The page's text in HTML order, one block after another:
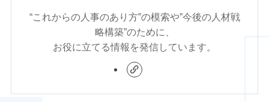
“これからの人事のあり方”の模索や”今後の人材戦
略構築”のために、
お役に立てる情報を発信しています。